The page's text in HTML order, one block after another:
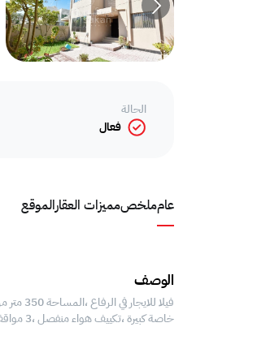
عامملخصمميزات العقارالموقع
الحالة
فعال
الوصف
خاصة كبيرة ،تكييف هواء منفصل ،3 مواقف سيارات مغطى ،أرضيات باركيه ،بالقرب من جميع المدن الرئيسية